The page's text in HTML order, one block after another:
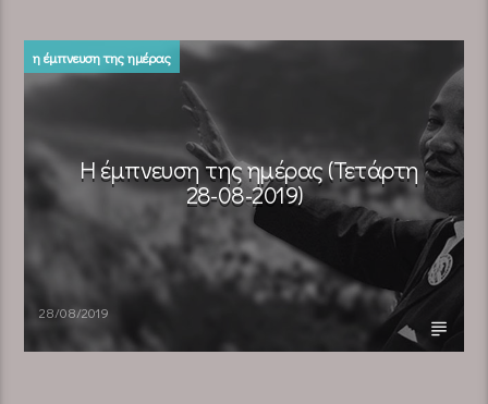
η έμπνευση της ημέρας
Η έμπνευση της ημέρας (Τετάρτη
28-08-2019)
28/08/2019